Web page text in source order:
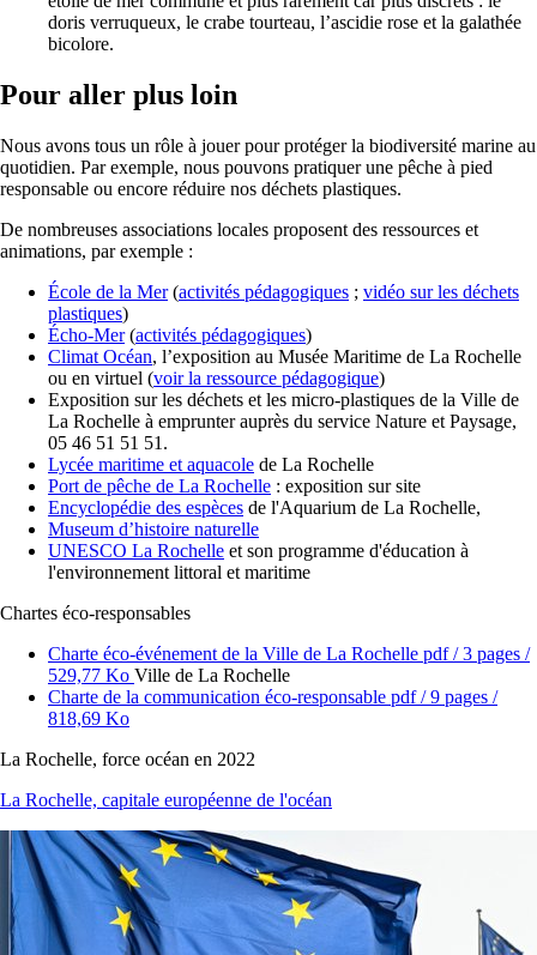
doris verruqueux, le crabe tourteau, l’ascidie rose et la galathée
bicolore.
Pour aller plus loin
Nous avons tous un rôle à jouer pour protéger la biodiversité marine au
quotidien. Par exemple, nous pouvons pratiquer une pêche à pied
responsable ou encore réduire nos déchets plastiques.
De nombreuses associations locales proposent des ressources et
animations, par exemple :
École de la Mer(activités pédagogiques ; vidéo sur les déchets
plastiques)
Écho-Mer(activités pédagogiques)
Climat Océan, l’exposition au Musée Maritime de La Rochelle
ou en virtuel (voir la ressource pédagogique)
Exposition sur les déchets et les micro-plastiques de la Ville de
La Rochelle à emprunter auprès du service Nature et Paysage,
05 46 51 51 51.
Lycée maritime et aquacole de La Rochelle
Port de pêche de La Rochelle : exposition sur site
Encyclopédie des espèces de l'Aquarium de La Rochelle,
Museum d’histoire naturelle
UNESCO La Rochelle et son programme d'éducation à
l'environnement littoral et maritime
Chartes éco-responsables
Charte éco-événement de la Ville de La Rochelle pdf/ 3 pages /
529,77 Ko Ville de La Rochelle
Charte de la communication éco-responsable pdf/ 9 pages /
818,69 Ko
La Rochelle, force océan en 2022
La Rochelle, capitale européenne de l'océan